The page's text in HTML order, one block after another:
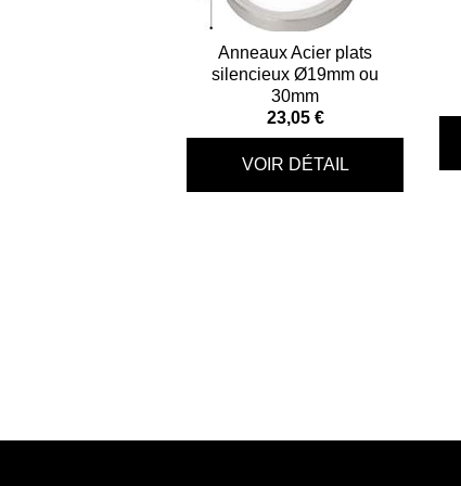
Anneaux Acier plats
silencieux Ø19mm ou
30mm
23,05 €